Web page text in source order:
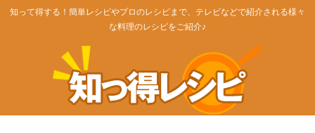
知って得する！簡単レシピやプロのレシピまで、テレビなどで紹介される様々
な料理のレシピをご紹介♪